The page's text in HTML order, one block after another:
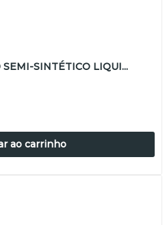
SINTÉTICO LIQUI...
ao carrinho